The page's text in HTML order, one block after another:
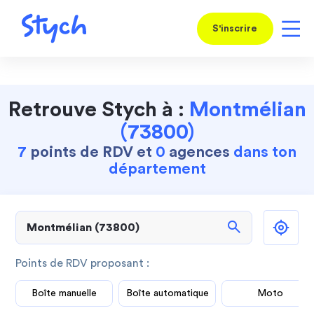
S'inscrire
Retrouve Stych à : Montmélian
(73800)
7 points de RDV et 0 agences dans ton
département
search
Points de RDV proposant :
Boîte manuelle Boîte automatique Moto